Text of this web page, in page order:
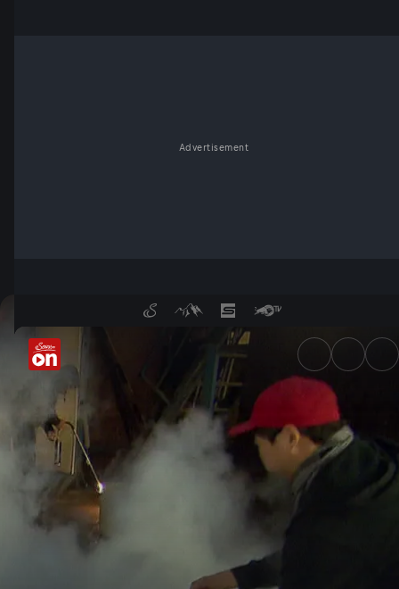
Advertisement
Stuntmen - Helden im